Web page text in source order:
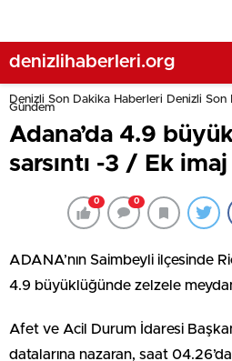
denizlihaberleri.org
Denizli Son Dakika Haberleri Denizli
Gündem
Adana’da 4.9
sarsıntı -3 / Ek imaj
0 0
ADANA’nın Saimbeyli ilçesinde
4.9 büyüklüğünde zelzele
Afet ve Acil Durum İdaresi
datalarına nazaran, saat